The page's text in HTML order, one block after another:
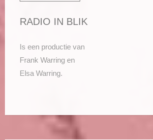
RADIO IN BLIK
Is een productie van
Frank Warring en
Elsa Warring.